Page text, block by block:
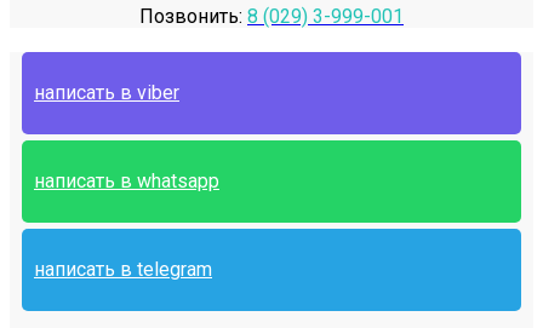
Позвонить: 8 (029) 3-999-001
написать в viber
написать в whatsapp
написать в telegram